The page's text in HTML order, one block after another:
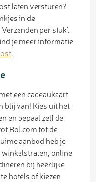
laten versturen?
in de
per stuk’.
je meer informatie
.
een cadeaukaart
blij van! Kies uit het
en bepaal zelf de
Bol.com tot de
aanbod heb je
winkelstraten, online
bij heerlijke
hotels of kiezen